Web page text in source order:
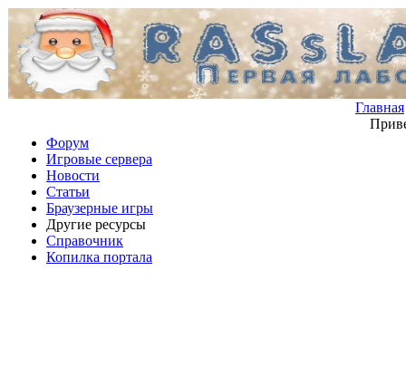
Главная
Форум
Игровые сервера
Новости
Статьи
Браузерные игры
Другие ресурсы
Справочник
Копилка портала